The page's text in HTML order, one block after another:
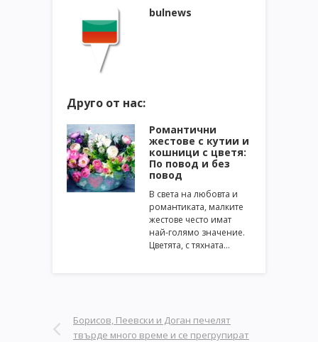
bulnews
Друго от нас:
Романтични
жестове с кутии и
кошници с цветя:
По повод и без
повод
В света на любовта и
романтиката, малките
жестове често имат
най-голямо значение.
Цветята, с тяхната…
Борисов, Пеевски и Доган печелят
твърде много време и се прегрупират